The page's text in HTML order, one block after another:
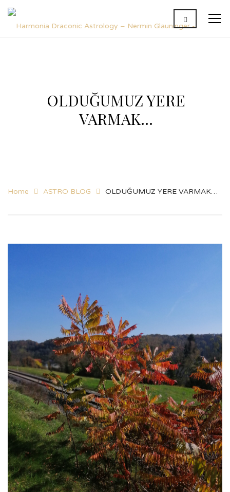
OLDUĞUMUZ YERE
VARMAK…
Home ASTRO BLOG OLDUĞUMUZ YERE VARMAK…